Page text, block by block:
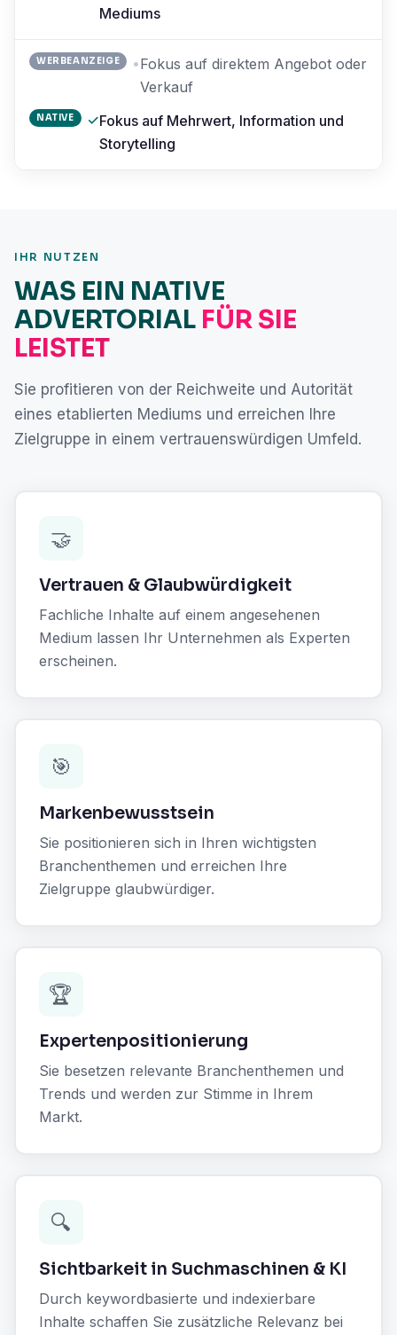
Mediums
WERBEANZEIGE •Fokus auf direktem Angebot oder
Verkauf
NATIVE ✓Fokus auf Mehrwert, Information und
Storytelling
IHR NUTZEN
WAS EIN NATIVE
ADVERTORIAL FÜR SIE
LEISTET
Sie profitieren von der Reichweite und Autorität
eines etablierten Mediums und erreichen Ihre
Zielgruppe in einem vertrauenswürdigen Umfeld.
🤝
Vertrauen & Glaubwürdigkeit
Fachliche Inhalte auf einem angesehenen
Medium lassen Ihr Unternehmen als Experten
erscheinen.
🎯
Markenbewusstsein
Sie positionieren sich in Ihren wichtigsten
Branchenthemen und erreichen Ihre
Zielgruppe glaubwürdiger.
🏆
Expertenpositionierung
Sie besetzen relevante Branchenthemen und
Trends und werden zur Stimme in Ihrem
Markt.
🔍
Sichtbarkeit in Suchmaschinen & KI
Durch keywordbasierte und indexierbare
Inhalte schaffen Sie zusätzliche Relevanz bei